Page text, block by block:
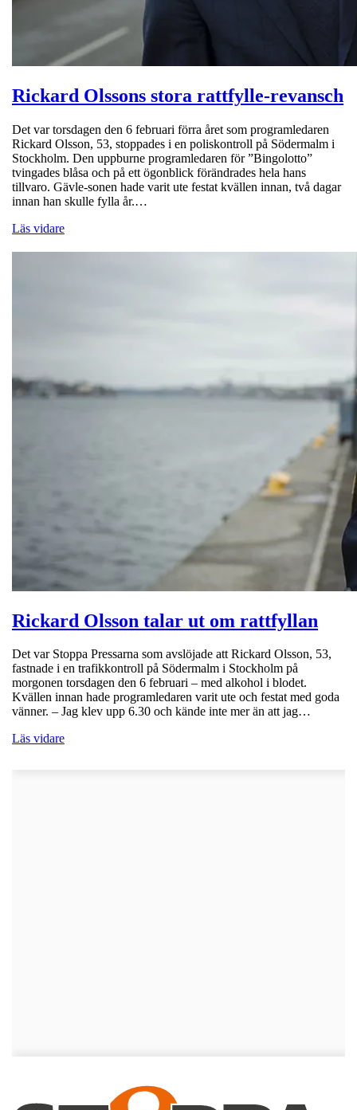
Rickard Olssons stora rattfylle-revansch
Det var torsdagen den 6 februari förra året som programledaren
Rickard Olsson, 53, stoppades i en poliskontroll på Södermalm i
Stockholm. Den uppburne programledaren för ”Bingolotto”
tvingades blåsa och på ett ögonblick förändrades hela hans
tillvaro. Gävle-sonen hade varit ute festat kvällen innan, två dagar
innan han skulle fylla år.…
Läs vidare
Rickard Olsson talar ut om rattfyllan
Det var Stoppa Pressarna som avslöjade att Rickard Olsson, 53,
fastnade i en trafikkontroll på Södermalm i Stockholm på
morgonen torsdagen den 6 februari – med alkohol i blodet.
Kvällen innan hade programledaren varit ute och festat med goda
vänner. – Jag klev upp 6.30 och kände inte mer än att jag…
Läs vidare